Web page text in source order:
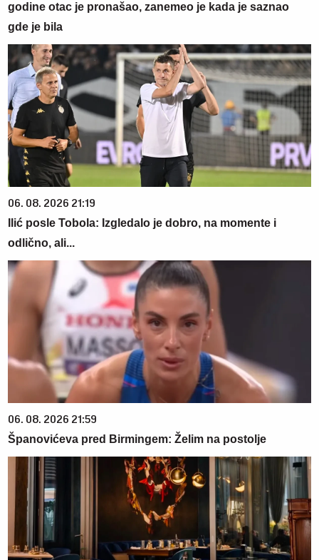
godine otac je pronašao, zanemeo je kada je saznao
gde je bila
06. 08. 2026 21:19
Ilić posle Tobola: Izgledalo je dobro, na momente i
odlično, ali...
06. 08. 2026 21:59
Španovićeva pred Birmingem: Želim na postolje